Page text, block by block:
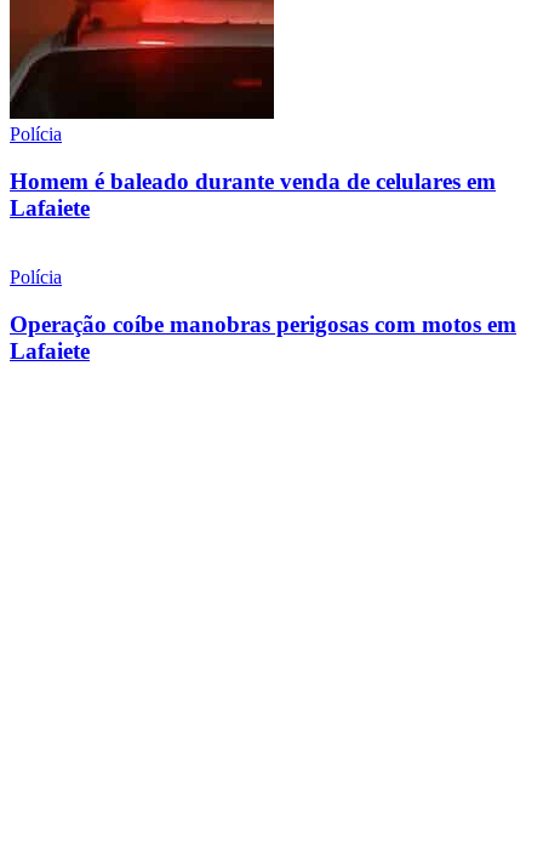
Polícia
Homem é baleado durante venda de celulares em
Lafaiete
Polícia
Operação coíbe manobras perigosas com motos em
Lafaiete